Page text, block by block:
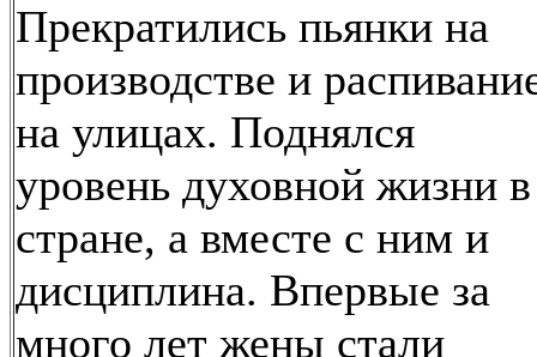
Прекратились пьянки на
производстве и
на улицах. Поднялся
уровень духовной жизни в
стране, а вместе с ним и
дисциплина. Впервые за
много лет жены стали